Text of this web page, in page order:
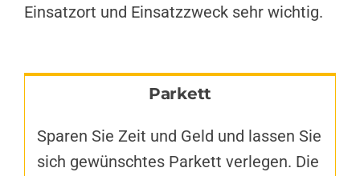
Einsatzort und Einsatzzweck sehr wichtig.
Parkett
Sparen Sie Zeit und Geld und lassen Sie
sich gewünschtes Parkett verlegen. Die